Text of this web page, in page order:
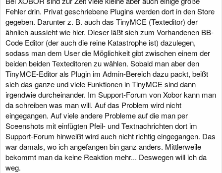
Fehler drin. Privat geschriebene Plugins werden dort in den Store
gegeben. Darunter z. B. auch das TinyMCE (Texteditor) der
ähnlich aussieht wie hier. Dieser läßt sich zum Vorhandenen BB-
Code Editor (der auch die reine Katastrophe ist) dazulegen,
sodass man dem User die Möglichkeit gibt zwischen einem der
beiden beiden Texteditoren zu wählen. Sobald man aber den
TinyMCE-Editor als Plugin im Admin-Bereich dazu packt, beißt
sich das ganze und viele Funktionen in TinyMCE sind dann
irgendwie durcheinander. Im Support-Forum von Xobor kann man
da schreiben was man will. Auf das Problem wird nicht
eingegangen. Auf viele andere Probleme auf die man per
Sceenshots mit einfügten Pfeil- und Textnachrichten dort im
Support-Forum hinweißt wird auch nicht richtig eingegangen. Das
war damals, wo ich angefangen bin ganz anders. Mittlerweile
bekommt man da keine Reaktion mehr... Deswegen will ich da
weg.